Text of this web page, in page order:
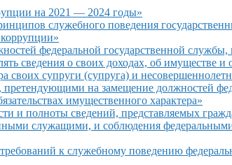
на 2021 — 2024 годы»
служебного поведения
федеральной государственной службы,
сведения о своих доходах, об имуществе и
своих супруги (супруга) и
на замещение должностей
имущественного характера»
и полноты сведений, представляемых
служащими, и соблюдения
к служебному поведению